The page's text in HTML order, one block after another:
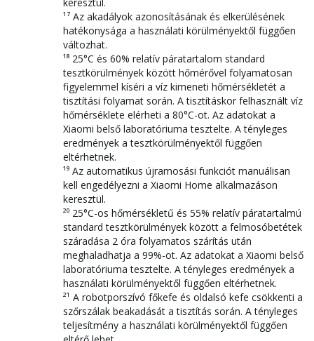
keresztül.
¹⁷ Az akadályok azonosításának és elkerülésének
hatékonysága a használati körülményektől függően
változhat.
¹⁸ 25°C és 60% relatív páratartalom standard
tesztkörülmények között hőmérővel folyamatosan
figyelemmel kíséri a víz kimeneti hőmérsékletét a
tisztítási folyamat során. A tisztításkor felhasznált víz
hőmérséklete elérheti a 80°C-ot. Az adatokat a
Xiaomi belső laboratóriuma tesztelte. A tényleges
eredmények a tesztkörülményektől függően
eltérhetnek.
¹⁹ Az automatikus újramosási funkciót manuálisan
kell engedélyezni a Xiaomi Home alkalmazáson
keresztül.
²⁰ 25°C-os hőmérsékletű és 55% relatív páratartalmú
standard tesztkörülmények között a felmosóbetétek
száradása 2 óra folyamatos szárítás után
meghaladhatja a 99%-ot. Az adatokat a Xiaomi belső
laboratóriuma tesztelte. A tényleges eredmények a
használati körülményektől függően eltérhetnek.
²¹ A robotporszívó főkefe és oldalsó kefe csökkenti a
szőrszálak beakadását a tisztítás során. A tényleges
teljesítmény a használati körülményektől függően